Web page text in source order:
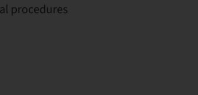
procedures